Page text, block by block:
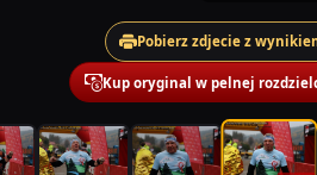
Pobierz zdjecie z
Kup oryginal w pelnej